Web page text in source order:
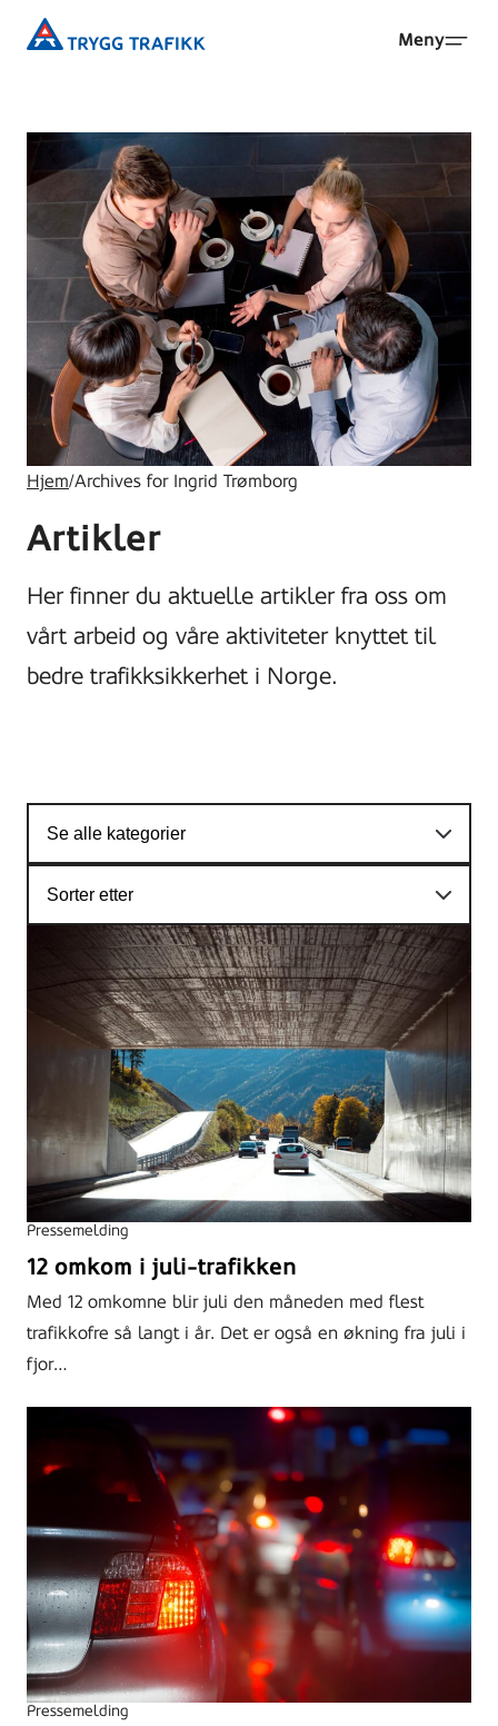
Trygg
Meny
Hjem/Archives for Ingrid Trømborg
Artikler
Her finner du aktuelle artikler fra oss om
vårt arbeid og våre aktiviteter knyttet til
bedre trafikksikkerhet i Norge.
Pressemelding
12 omkom i juli-trafikken
Med 12 omkomne blir juli den måneden med flest
trafikkofre så langt i år. Det er også en økning fra juli i
fjor…
Pressemelding